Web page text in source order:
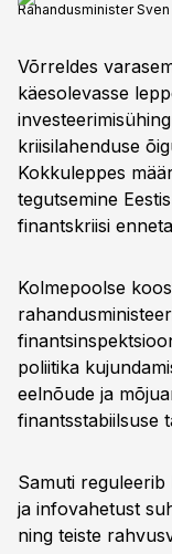
Rahandusminister Sven
Võrreldes
käesolevasse
kriisilahenduse
Kokkuleppes
tegutsemine
finantskriisi
Kolmepoolse
poliitika
eelnõude ja
finantsstabiilsuse
Samuti
ja infovahetust
ning teiste